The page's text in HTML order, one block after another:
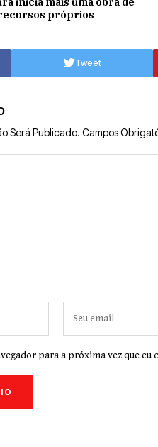
próprios
Tweet
Será Publicado. Campos
para a próxima vez que eu